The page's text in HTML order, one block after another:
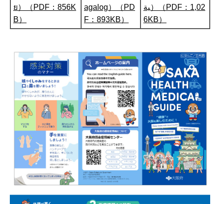
ย）（PDF：856K
B）
agalog）（PD
F：893KB）
ية）（PDF：1,02
6KB）